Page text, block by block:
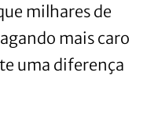
milhares de
mais caro
uma diferença